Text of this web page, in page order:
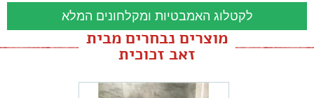
לקטלוג האמבטיות ומקלחונים המלא
מוצרים נבחרים מבית
זאב זכוכית